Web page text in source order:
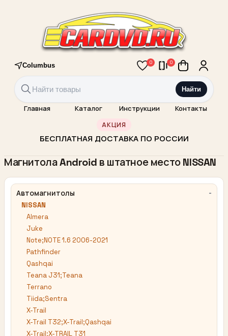
Columbus 0 0
Найти
Главная Каталог Инструкции Контакты
АКЦИЯ
БЕСПЛАТНАЯ ДОСТАВКА ПО РОССИИ
Магнитола Android в штатное место NISSAN
Автомагнитолы
NISSAN
Almera
Juke
Note;NOTE 1.6 2006-2021
Pathfinder
Qashqai
Teana J31;Teana
Terrano
Tiida;Sentra
X-Trail
X-Trail T32;X-Trail;Qashqai
X-Trail;X-TRAIL T31